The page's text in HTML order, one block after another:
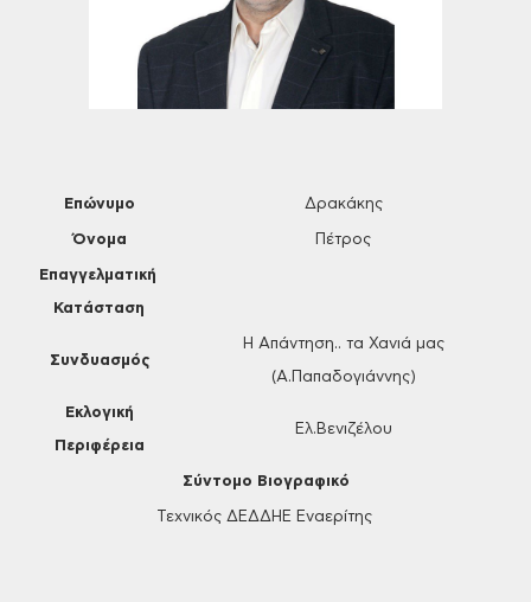
Επώνυμο Δρακάκης
Όνομα Πέτρος
Επαγγελματική
Κατάσταση
Συνδυασμός
Η Απάντηση.. τα Χανιά μας
(Α.Παπαδογιάννης)
Εκλογική
Περιφέρεια
Ελ.Βενιζέλου
Σύντομο Βιογραφικό
Τεχνικός ΔΕΔΔΗΕ Εναερίτης